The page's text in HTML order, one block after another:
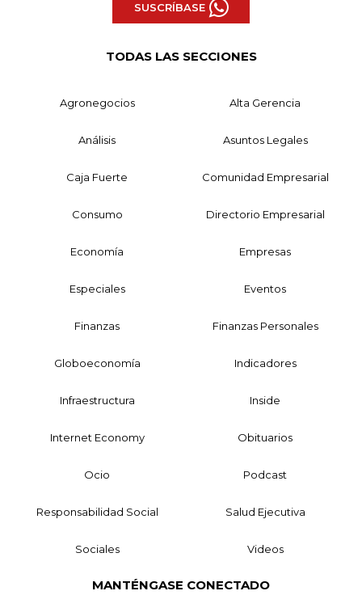
SUSCRÍBASE
TODAS LAS SECCIONES
Agronegocios Alta Gerencia
Análisis Asuntos Legales
Caja Fuerte Comunidad Empresarial
Consumo Directorio Empresarial
Economía Empresas
Especiales Eventos
Finanzas Finanzas Personales
Globoeconomía Indicadores
Infraestructura Inside
Internet Economy Obituarios
Ocio Podcast
Responsabilidad Social Salud Ejecutiva
Sociales Videos
MANTÉNGASE CONECTADO